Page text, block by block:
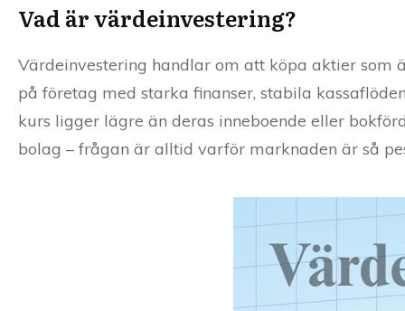
Vad är värdeinvestering?
Värdeinvestering handlar om att köpa aktier
på företag med starka finanser, stabila
kurs ligger lägre än deras inneboende eller
bolag – frågan är alltid varför marknaden är så